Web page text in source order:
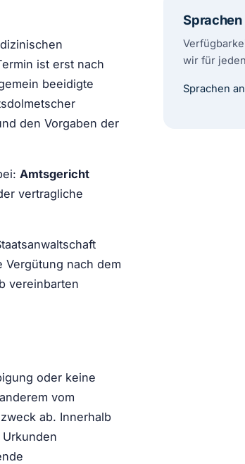
ist erst nach
beeidigte
den Vorgaben der
Amtsgericht
vertragliche
Vergütung nach dem
vereinbarten
oder keine
vom
ab. Innerhalb
Sprachen
wir für
Sprachen